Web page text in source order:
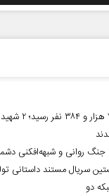
با جنگ روانی و شبهه‌افکنی
سریال مستند داستانی
دو